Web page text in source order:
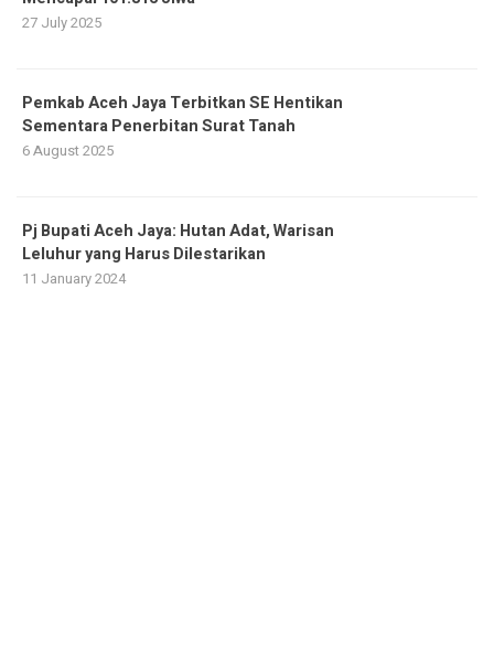
27 July 2025
Pemkab Aceh Jaya Terbitkan SE Hentikan
Sementara Penerbitan Surat Tanah
6 August 2025
Pj Bupati Aceh Jaya: Hutan Adat, Warisan
Leluhur yang Harus Dilestarikan
11 January 2024